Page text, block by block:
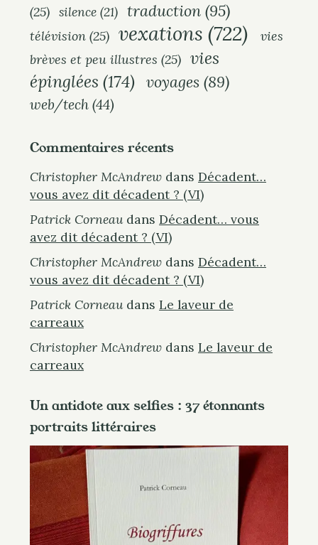
(25) silence(21) traduction(95)
télévision (25) vexations (722)
vies
brèves et peu illustres (25) vies
épinglées (174) voyages (89)
web/tech (44)
Commentaires récents
Christopher McAndrew dans Décadent…
vous avez dit décadent ? (VI)
Patrick Corneaudans Décadent… vous
avez dit décadent ? (VI)
Christopher McAndrew dans Décadent…
vous avez dit décadent ? (VI)
Patrick Corneaudans Le laveur de
carreaux
Christopher McAndrew dans Le laveur de
carreaux
Un antidote aux selfies : 37 étonnants
portraits littéraires